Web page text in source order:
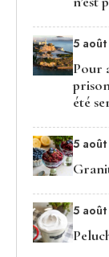
5
Pour
été
5
5